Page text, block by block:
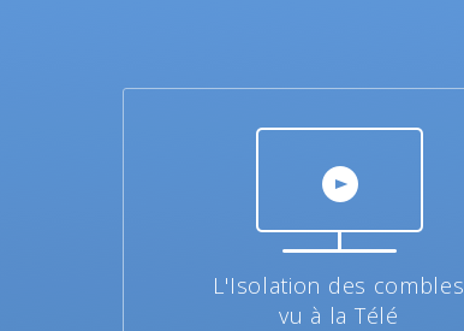
L'Isolation des combles
vu à la Télé